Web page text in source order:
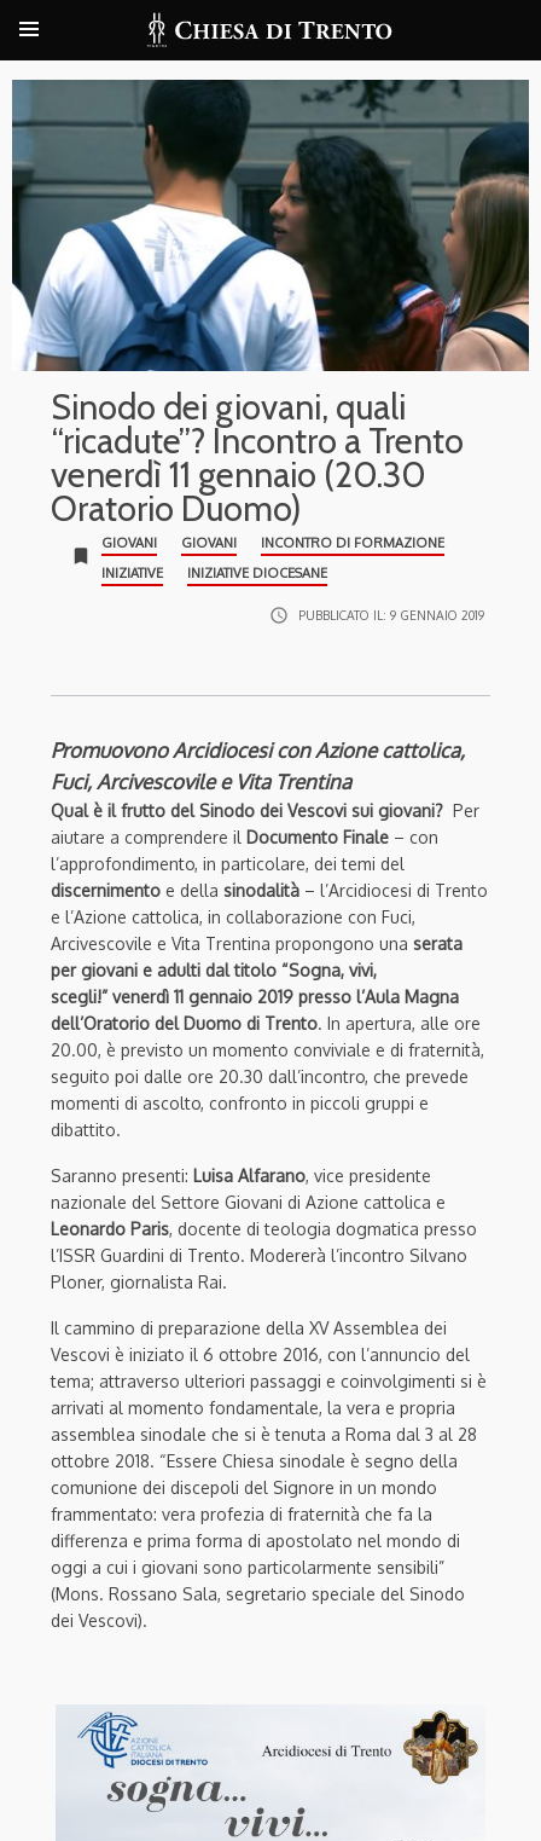
Sinodo dei giovani, quali
“ricadute”? Incontro a Trento
venerdì 11 gennaio (20.30
Oratorio Duomo)
bookmark
GIOVANI GIOVANI
INCONTRO DI FORMAZIONE
INIZIATIVE
INIZIATIVE DIOCESANE
access_time PUBBLICATO IL: 9 GENNAIO 2019
Promuovono Arcidiocesi con Azione cattolica,
Fuci, Arcivescovile e Vita Trentina
Qual è il frutto del Sinodo dei Vescovi sui giovani? Per
aiutare a comprendere il Documento Finale – con
l’approfondimento, in particolare, dei temi del
discernimento e della sinodalità – l’Arcidiocesi di Trento
e l’Azione cattolica, in collaborazione con Fuci,
Arcivescovile e Vita Trentina propongono una serata
per giovani e adulti dal titolo “Sogna, vivi,
scegli!” venerdì 11 gennaio 2019 presso l’Aula Magna
dell’Oratorio del Duomo di Trento. In apertura, alle ore
20.00, è previsto un momento conviviale e di fraternità,
seguito poi dalle ore 20.30 dall’incontro, che prevede
momenti di ascolto, confronto in piccoli gruppi e
dibattito.
Saranno presenti: Luisa Alfarano, vice presidente
nazionale del Settore Giovani di Azione cattolica e
Leonardo Paris, docente di teologia dogmatica presso
l’ISSR Guardini di Trento. Modererà l’incontro Silvano
Ploner, giornalista Rai.
Il cammino di preparazione della XV Assemblea dei
Vescovi è iniziato il 6 ottobre 2016, con l’annuncio del
tema; attraverso ulteriori passaggi e coinvolgimenti si è
arrivati al momento fondamentale, la vera e propria
assemblea sinodale che si è tenuta a Roma dal 3 al 28
ottobre 2018. “Essere Chiesa sinodale è segno della
comunione dei discepoli del Signore in un mondo
frammentato: vera profezia di fraternità che fa la
differenza e prima forma di apostolato nel mondo di
oggi a cui i giovani sono particolarmente sensibili”
(Mons. Rossano Sala, segretario speciale del Sinodo
dei Vescovi).